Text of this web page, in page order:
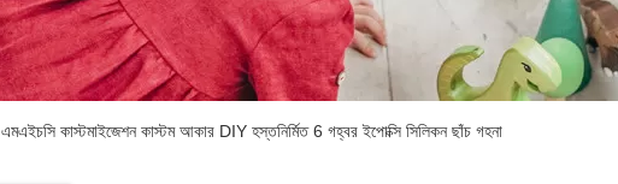
এমএইচসি কাস্টমাইজেশন কাস্টম আকার DIY হস্তনির্মিত 6 গহ্বর ইপোক্সি সিলিকন ছাঁচ গহনা